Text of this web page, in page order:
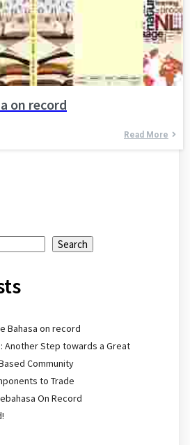
on record
Read More
Search
Bahasa on record
Another Step towards a Great
Community
to Trade
On Record